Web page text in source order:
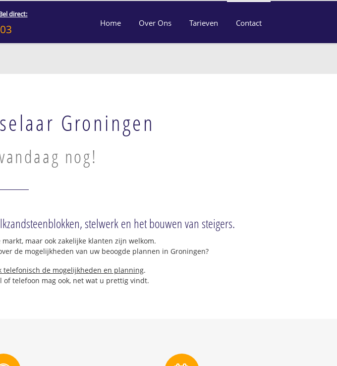
direct:
Home Over Ons Tarieven Contact
Groningen
nog!
stelwerk en het bouwen van steigers.
maar ook zakelijke klanten zijn welkom.
de mogelijkheden van uw beoogde plannen in Groningen?
de mogelijkheden en planning.
telefoon mag ook, net wat u prettig vindt.